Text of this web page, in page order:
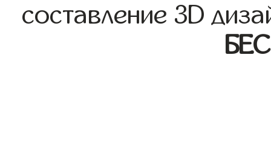
составление 3D